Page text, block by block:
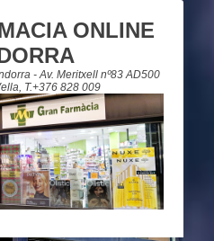
ONLINE
- Av. Meritxell nº83 AD500
T.+376 828 009